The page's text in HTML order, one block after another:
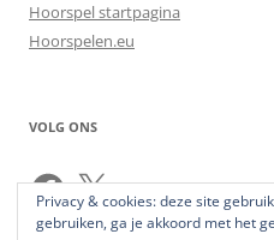
Hoorspel startpagina
Hoorspelen.eu
VOLG ONS
Facebook
X
Privacy & cookies: deze site
gebruiken, ga je akkoord met het